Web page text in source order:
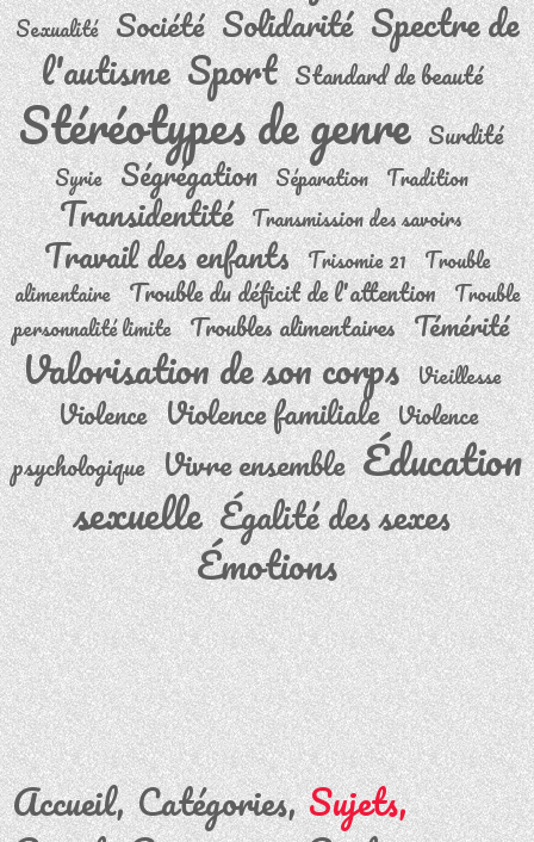
Sexualité Société Solidarité Spectre de
l'autisme Sport Standard de beauté
Stéréotypes de genre Surdité
Syrie Ségrégation Séparation Tradition
Transidentité Transmission des savoirs
Travail des enfants Trisomie 21 Trouble
alimentaire Trouble du déficit de l'attention Trouble
personnalité limite Troubles alimentaires Témérité
Valorisation de son corps Vieillesse
Violence Violence familiale Violence
psychologique Vivre ensemble Éducation
sexuelle Égalité des sexes
Émotions
Accueil Catégories Sujets